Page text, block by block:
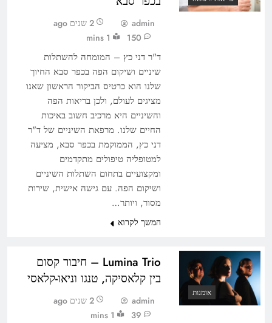
admin
2 שנים ago
150
1 mins
ד"ר דני כץ – המומחה להשתלות
שיניים ושיקום הפה בכפר סבא החיוך
שלנו הוא כרטיס הביקור הראשון שאנו
מציגים לעולם, ולכן בריאות הפה
והשיניים היא מרכיב חשוב באיכות
החיים שלנו. מרפאת השיניים של ד"ר
דני כץ, הממוקמת בכפר סבא, מציעה
למטופליה טיפולים מתקדמים
ומקצועיים בתחום השתלות השיניים
ושיקום הפה. עם גישה אישית, שירות
מסור, ויותר…
המשך לקרוא
אומנות
Lumina Trio – חיבור קסום
בין קלאסיקה, טנגו וניאו-קלאסי
admin
2 שנים ago
39
1 mins